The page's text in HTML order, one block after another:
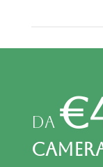
da